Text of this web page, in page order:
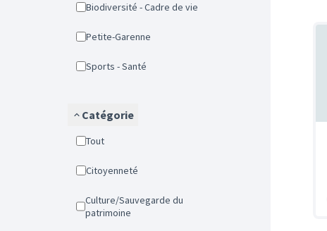
Biodiversité - Cadre de vie
Petite-Garenne
Sports - Santé
Catégorie
Tout
Citoyenneté
Culture/Sauvegarde du
patrimoine